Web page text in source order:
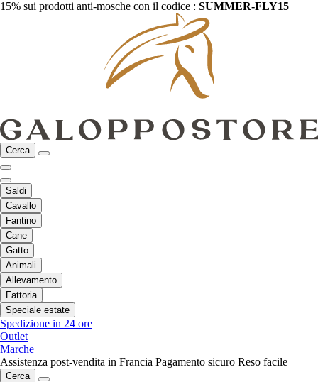
15% sui prodotti anti-mosche con il codice : SUMMER-FLY15
Cerca
Saldi
Cavallo
Fantino
Cane
Gatto
Animali
Allevamento
Fattoria
Speciale estate
Spedizione in 24 ore
Outlet
Marche
Assistenza post-vendita in Francia Pagamento sicuro Reso facile
Cerca